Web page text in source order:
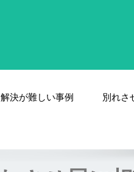
決が難しい事例 別れさ